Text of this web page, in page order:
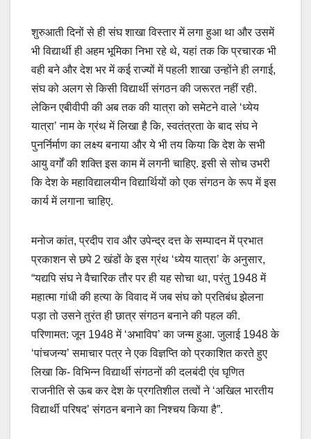
शुरुआती दिनों से ही संघ शाखा विस्तार में लगा हुआ था और उसमें
भी विद्यार्थी ही अहम भूमिका निभा रहे थे, यहां तक कि प्रचारक भी
वही बने और देश भर में कई राज्यों में पहली शाखा उन्होंने ही लगाई,
संघ को अलग से किसी विद्यार्थी संगठन की जरूरत नहीं रही.
लेकिन एबीवीपी की अब तक की यात्रा को समेटने वाले ‘ध्येय
यात्रा’ नाम के ग्रंथ में लिखा है कि, स्वतंत्रता के बाद संघ ने
पुनर्निर्माण का लक्ष्य बनाया और ये भी तय किया कि देश के सभी
आयु वर्गों की शक्ति इस काम में लगनी चाहिए. इसी से सोच उभरी
कि देश के महाविद्यालयीन विद्यार्थियों को एक संगठन के रूप में इस
कार्य में लगाना चाहिए.
मनोज कांत, प्रदीप राव और उपेन्द्र दत्त के सम्पादन में प्रभात
प्रकाशन से छपे 2 खंडों के इस ग्रंथ ‘ध्येय यात्रा’ के अनुसार,
“यद्यपि संघ ने वैचारिक तौर पर ही यह सोचा था, परंतु 1948 में
महात्मा गांधी की हत्या के विवाद में जब संघ को प्रतिबंध झेलना
पड़ा तो उसने तुरंत ही छात्र संगठन बनाने की पहल की.
परिणामत: जून 1948 में ‘अभाविप’ का जन्म हुआ. जुलाई 1948 के
‘पांचजन्य’ समाचार पत्र ने एक विज्ञप्ति को प्रकाशित करते हुए
लिखा कि- विभिन्न विद्यार्थी संगठनों की दलबंदी एंव घृणित
राजनीति से ऊब कर देश के प्रगतिशील तत्वों ने ‘अखिल भारतीय
विद्यार्थी परिषद’ संगठन बनाने का निश्चय किया है”.